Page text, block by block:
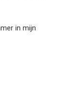
in mijn